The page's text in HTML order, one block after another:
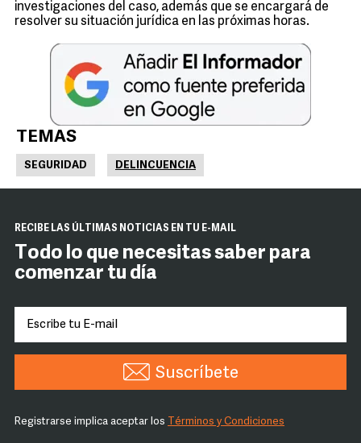
investigaciones del caso, además que se encargará de
resolver su situación jurídica en las próximas horas.
TEMAS
SEGURIDAD DELINCUENCIA
RECIBE LAS ÚLTIMAS NOTICIAS EN TU E-MAIL
Todo lo que necesitas saber para
comenzar tu día
Suscríbete
Registrarse implica aceptar los Términos y Condiciones